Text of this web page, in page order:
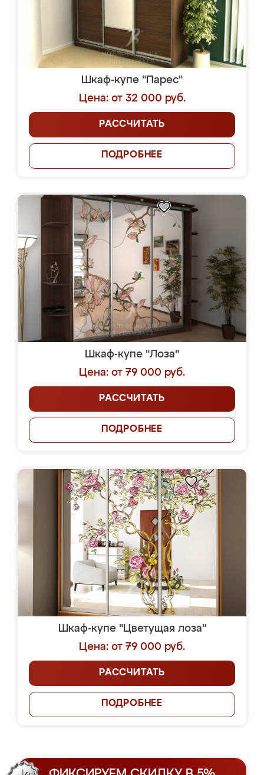
Шкаф-купе "Парес"
Цена: от 32 000 руб.
РАССЧИТАТЬ
ПОДРОБНЕЕ
Шкаф-купе "Лоза"
Цена: от 79 000 руб.
РАССЧИТАТЬ
ПОДРОБНЕЕ
Шкаф-купе "Цветущая лоза"
Цена: от 79 000 руб.
РАССЧИТАТЬ
ПОДРОБНЕЕ